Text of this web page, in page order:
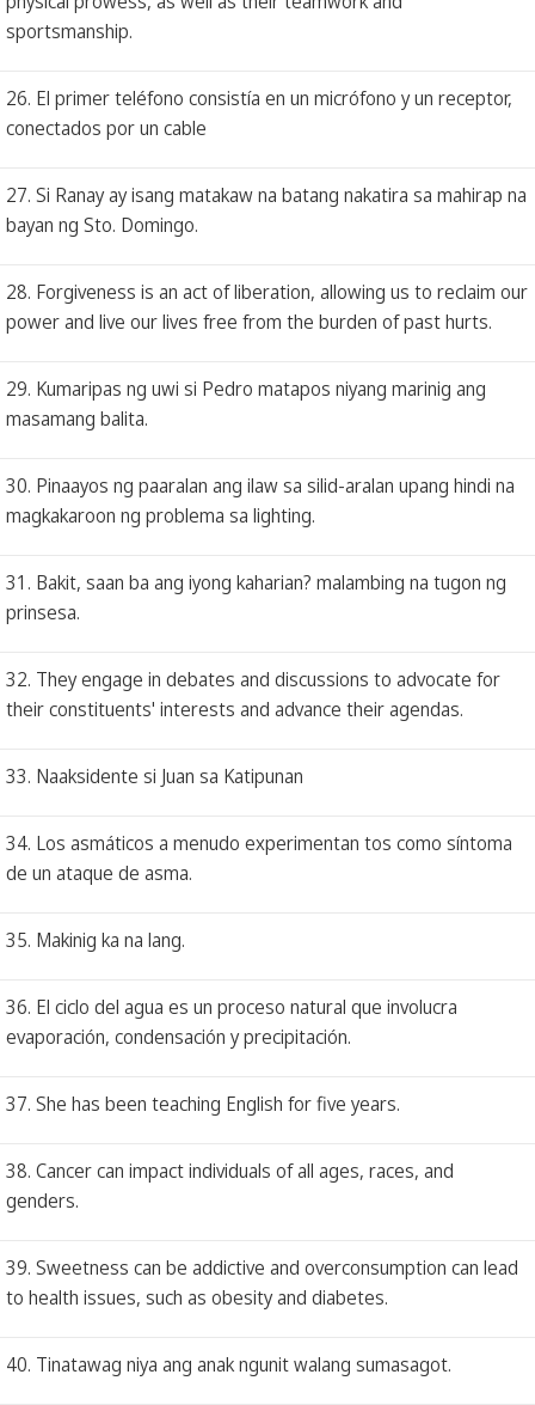
sportsmanship.
26. El primer teléfono consistía en un micrófono y un receptor,
conectados por un cable
27. Si Ranay ay isang matakaw na batang nakatira sa mahirap na
bayan ng Sto. Domingo.
28. Forgiveness is an act of liberation, allowing us to reclaim our
power and live our lives free from the burden of past hurts.
29. Kumaripas ng uwi si Pedro matapos niyang marinig ang
masamang balita.
30. Pinaayos ng paaralan ang ilaw sa silid-aralan upang hindi na
magkakaroon ng problema sa lighting.
31. Bakit, saan ba ang iyong kaharian? malambing na tugon ng
prinsesa.
32. They engage in debates and discussions to advocate for
their constituents' interests and advance their agendas.
33. Naaksidente si Juan sa Katipunan
34. Los asmáticos a menudo experimentan tos como síntoma
de un ataque de asma.
35. Makinig ka na lang.
36. El ciclo del agua es un proceso natural que involucra
evaporación, condensación y precipitación.
37. She has been teaching English for five years.
38. Cancer can impact individuals of all ages, races, and
genders.
39. Sweetness can be addictive and overconsumption can lead
to health issues, such as obesity and diabetes.
40. Tinatawag niya ang anak ngunit walang sumasagot.